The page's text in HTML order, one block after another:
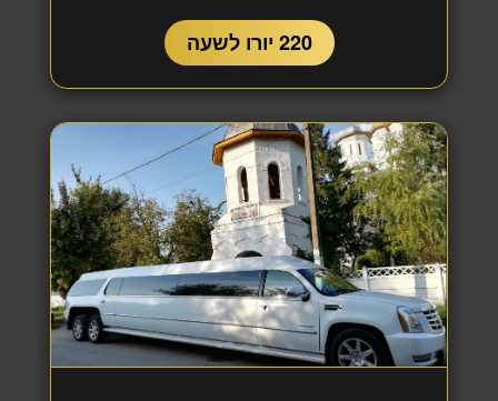
220 יורו לשעה